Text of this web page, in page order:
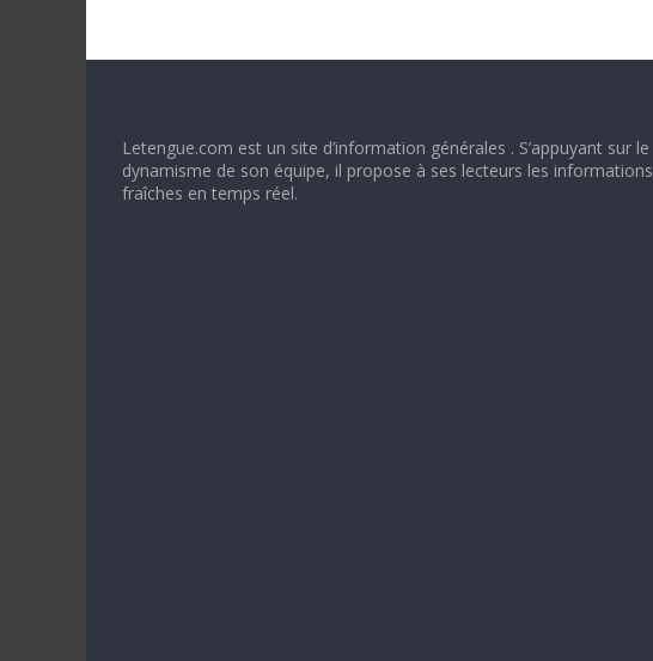
Letengue.com est un site d’information générales . S’appuyant sur le
dynamisme de son équipe, il propose à ses lecteurs les informations
fraîches en temps réel.